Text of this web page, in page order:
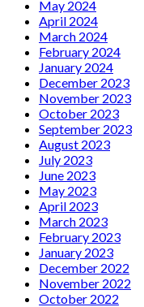
May 2024
April 2024
March 2024
February 2024
January 2024
December 2023
November 2023
October 2023
September 2023
August 2023
July 2023
June 2023
May 2023
April 2023
March 2023
February 2023
January 2023
December 2022
November 2022
October 2022